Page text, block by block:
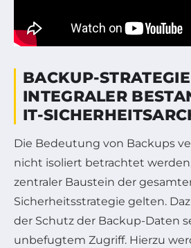
BACKUP-
INTEGRALER
IT-
Die Bedeutung von Backups
nicht isoliert betrachtet
zentraler Baustein der
Sicherheitsstrategie gelten.
der Schutz der Backup-Daten
unbefugtem Zugriff. Hierzu